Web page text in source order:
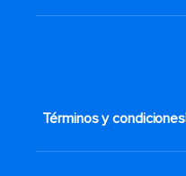
Términos y condiciones|